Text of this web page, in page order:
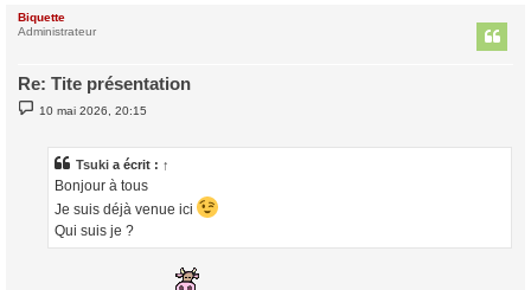
Biquette
Administrateur
Re: Tite présentation
M
10 mai 2026, 20:15
Tsuki a écrit : ↑
Bonjour à tous
Je suis déjà venue ici
Qui suis je ?